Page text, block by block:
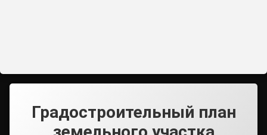
Градостроительный план